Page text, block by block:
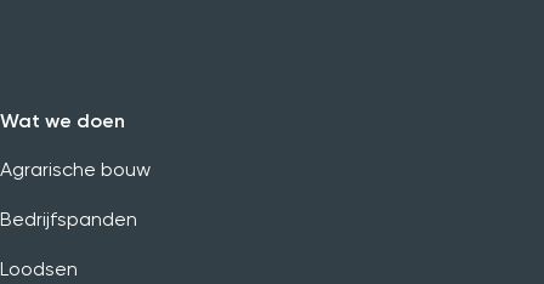
Wat we doen
Agrarische bouw
Bedrijfspanden
Loodsen